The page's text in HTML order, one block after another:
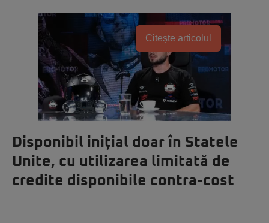
Citește articolul
Disponibil inițial doar în Statele
Unite, cu utilizarea limitată de
credite disponibile contra-cost